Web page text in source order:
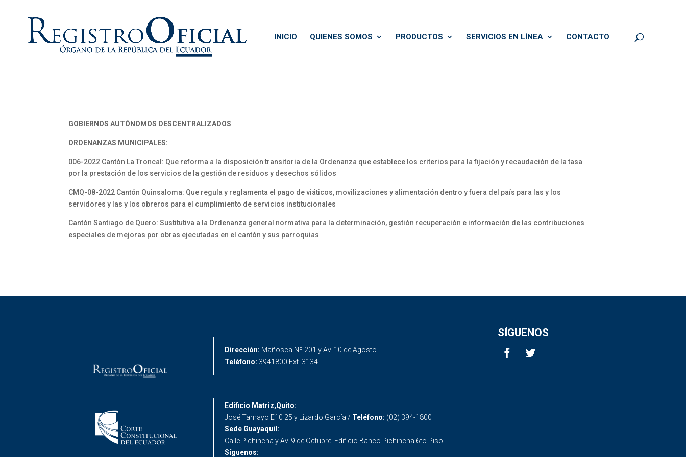
INICIO QUIENES SOMOS PRODUCTOS SERVICIOS EN LÍNEA CONTACTO
GOBIERNOS AUTÓNOMOS DESCENTRALIZADOS
ORDENANZAS MUNICIPALES:
006-2022 Cantón La Troncal: Que reforma a la disposición transitoria de la Ordenanza que establece los criterios para la fijación y recaudación de la tasa
por la prestación de los servicios de la gestión de residuos y desechos sólidos
CMQ-08-2022 Cantón Quinsaloma: Que regula y reglamenta el pago de viáticos, movilizaciones y alimentación dentro y fuera del país para las y los
servidores y las y los obreros para el cumplimiento de servicios institucionales
Cantón Santiago de Quero: Sustitutiva a la Ordenanza general normativa para la determinación, gestión recuperación e información de las contribuciones
especiales de mejoras por obras ejecutadas en el cantón y sus parroquias
Dirección: Mañosca Nº 201 y Av. 10 de Agosto
Teléfono: 3941800 Ext. 3134
SÍGUENOS
Edificio Matriz,Quito:
José Tamayo E10 25 y Lizardo García / Teléfono: (02) 394-1800
Sede Guayaquil:
Calle Pichincha y Av. 9 de Octubre. Edificio Banco Pichincha 6to Piso
Síguenos: